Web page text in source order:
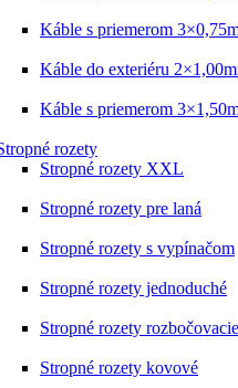
Káble s priemerom
Káble do exteriéru
Káble s priemerom
rozety
Stropné rozety XXL
Stropné rozety pre laná
Stropné rozety s vypínačom
Stropné rozety jednoduché
Stropné rozety rozbočovacie
Stropné rozety kovové